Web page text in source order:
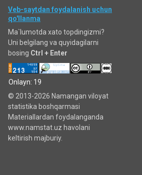
Veb-saytdan foydalanish uchun
qo'llanma
Ma`lumotda xato topdingizmi?
Uni belgilang va quyidagilarni
bosing Ctrl + Enter
Onlayn: 19
© 2013-2026 Namangan viloyat
statistika boshqarmasi
Materiallardan foydalanganda
www.namstat.uz havolani
keltirish majburiy.